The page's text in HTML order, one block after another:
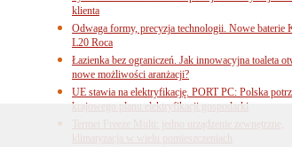
klienta
Odwaga formy, precyzja technologii. Nowe baterie
L20 Roca
Łazienka bez ograniczeń. Jak innowacyjna toaleta
nowe możliwości aranżacji?
UE stawia na elektryfikację. PORT PC: Polska
krajowego planu elektryfikacji gospodarki
Termet Freeze Multi: jedno urządzenie zewnętrzne,
klimatyzacja w wielu pomieszczeniach